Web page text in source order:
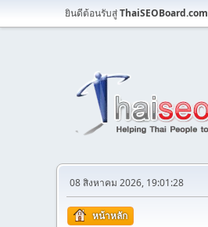
ยินดีต้อนรับสู่ThaiSEOBoard.com
08 สิงหาคม 2026, 19:01:28
หน้าหลัก